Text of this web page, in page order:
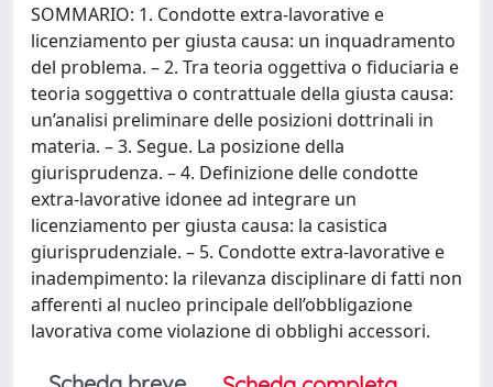
SOMMARIO: 1. Condotte extra-lavorative e
licenziamento per giusta causa: un inquadramento
del problema. – 2. Tra teoria oggettiva o fiduciaria e
teoria soggettiva o contrattuale della giusta causa:
un’analisi preliminare delle posizioni dottrinali in
materia. – 3. Segue. La posizione della
giurisprudenza. – 4. Definizione delle condotte
extra-lavorative idonee ad integrare un
licenziamento per giusta causa: la casistica
giurisprudenziale. – 5. Condotte extra-lavorative e
inadempimento: la rilevanza disciplinare di fatti non
afferenti al nucleo principale dell’obbligazione
lavorativa come violazione di obblighi accessori.